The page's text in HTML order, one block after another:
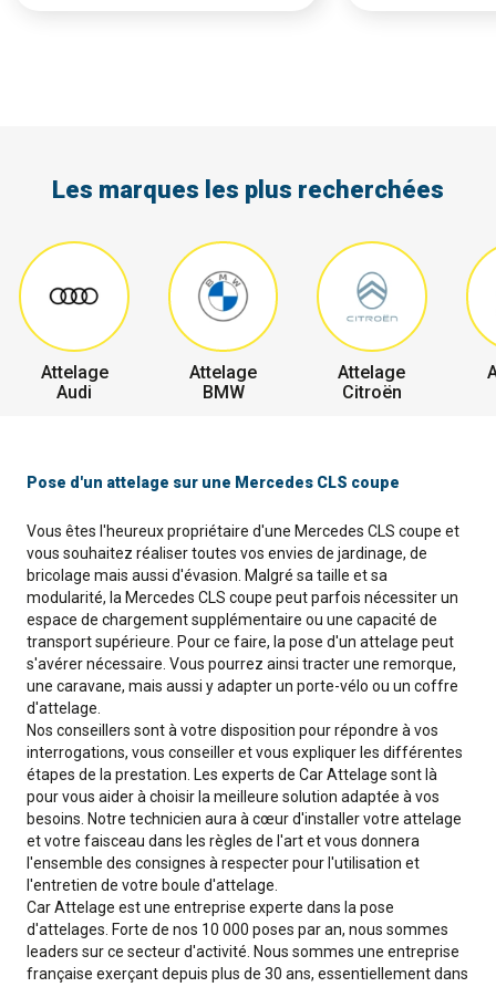
Les marques les plus recherchées
Attelage
Audi
Attelage
BMW
Attelage
Citroën
Pose d'un attelage sur une Mercedes CLS coupe
Vous êtes l'heureux propriétaire d'une Mercedes CLS coupe et
vous souhaitez réaliser toutes vos envies de jardinage, de
bricolage mais aussi d'évasion. Malgré sa taille et sa
modularité, la Mercedes CLS coupe peut parfois nécessiter un
espace de chargement supplémentaire ou une capacité de
transport supérieure. Pour ce faire, la pose d'un attelage peut
s'avérer nécessaire. Vous pourrez ainsi tracter une remorque,
une caravane, mais aussi y adapter un porte-vélo ou un coffre
d'attelage.
Nos conseillers sont à votre disposition pour répondre à vos
interrogations, vous conseiller et vous expliquer les différentes
étapes de la prestation. Les experts de Car Attelage sont là
pour vous aider à choisir la meilleure solution adaptée à vos
besoins. Notre technicien aura à cœur d'installer votre attelage
et votre faisceau dans les règles de l'art et vous donnera
l'ensemble des consignes à respecter pour l'utilisation et
l'entretien de votre boule d'attelage.
Car Attelage est une entreprise experte dans la pose
d'attelages. Forte de nos 10 000 poses par an, nous sommes
leaders sur ce secteur d'activité. Nous sommes une entreprise
française exerçant depuis plus de 30 ans, essentiellement dans